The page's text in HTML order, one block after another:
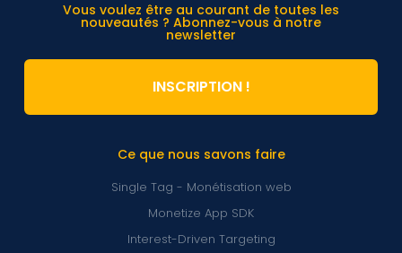
Ce que nous savons faire
Single Tag - Monétisation web
Monetize App SDK
Interest-Driven Targeting
Vous voulez être au courant de toutes les
nouveautés ? Abonnez-vous à notre
newsletter
INSCRIPTION !